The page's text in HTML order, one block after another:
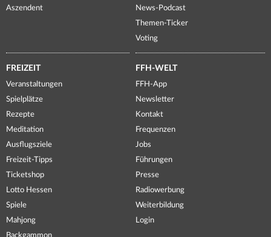
Aszendent
News-Podcast
Themen-Ticker
Voting
FREIZEIT
Veranstaltungen
Spielplätze
Rezepte
Meditation
Ausflugsziele
Freizeit-Tipps
Ticketshop
Lotto Hessen
Spiele
Mahjong
FFH-WELT
FFH-App
Newsletter
Kontakt
Frequenzen
Jobs
Führungen
Presse
Radiowerbung
Weiterbildung
Login